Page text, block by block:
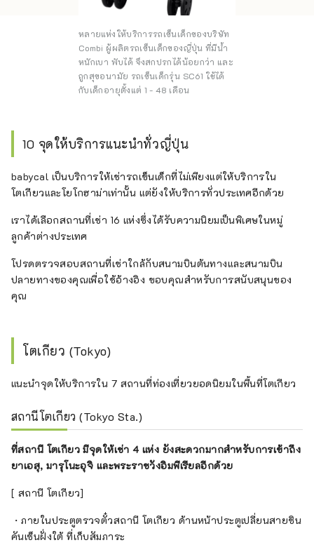
หลายแห่งให้บริการรถเข็นเด็กของบริษัท
Combi ผู้ผลิตรถเข็นเด็กของญี่ปุ่น ที่มีน้ำ
หนักเบา พับได้ จึงสกปรกได้น้อยกว่า และ
ถูกสุขอนามัย รถเข็นเด็กรุ่น SC61 ใช้ได้
กับเด็กอายุตั้งแต่ 1 - 48 เดือน
10 จุดให้บริการแนะนำทั่วญี่ปุ่น
babycal เป็นบริการให้เช่ารถเข็นเด็กที่ไม่เพียงแต่ให้บริการใน
โตเกียวและโยโกฮาม่าเท่านั้น แต่ยังให้บริการทั่วประเทศอีกด้วย
เราได้เลือกสถานที่เช่า 16 แห่งซึ่งได้รับความนิยมเป็นพิเศษในหมู่
ลูกค้าต่างประเทศ
โปรดตรวจสอบสถานที่เช่าใกล้กับสนามบินต้นทางและสนามบิน
ปลายทางของคุณเพื่อใช้อ้างอิง ขอบคุณสำหรับการสนับสนุนของ
คุณ
โตเกียว (Tokyo)
แนะนำจุดให้บริการใน 7 สถานที่ท่องเที่ยวยอดนิยมในพื้นที่โตเกียว
สถานีโตเกียว (Tokyo Sta.)
ที่สถานี โตเกียว มีจุดให้เช่า 4 แห่ง ยังสะดวกมากสำหรับการเข้าถึง
ยาเอสุ, มารุโนะอุจิ และพระราชวังอิมพีเรียลอีกด้วย
[ สถานี โตเกียว]
・ภายในประตูตรวจตั๋วสถานี โตเกียว ด้านหน้าประตูเปลี่ยนสายชิน
คันเซ็นฝั่งใต้ ที่เก็บสัมภาระ